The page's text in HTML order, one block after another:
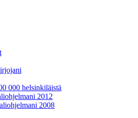
000 helsinkiläistä
2012
2008